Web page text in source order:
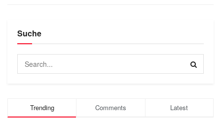
Suche
Trending Comments Latest